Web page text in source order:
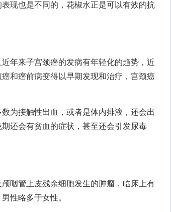
也是不同的，花椒水正是可以有效的抗
来子宫颈癌的发病有年轻化的趋势，近
和癌前病变得以早期发现和治疗，宫颈癌
接触性出血，或者是体内排液，还会出
还会有贫血的症状，甚至还会引发尿毒
管上皮残余细胞发生的肿瘤，临床上有
性略多于女性。